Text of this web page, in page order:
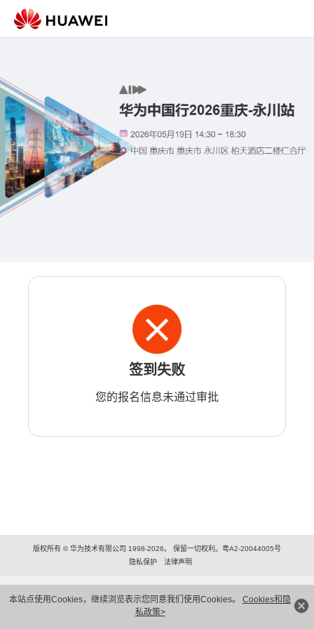
本站点使用Cookies，继续浏览表示您同意我们使用Cookies。 Cookies和隐
私政策>
签到失败
您的报名信息未通过审批
版权所有 © 华为技术有限公司 1998-2026。 保留一切权利。粤A2-20044005号
隐私保护
法律声明